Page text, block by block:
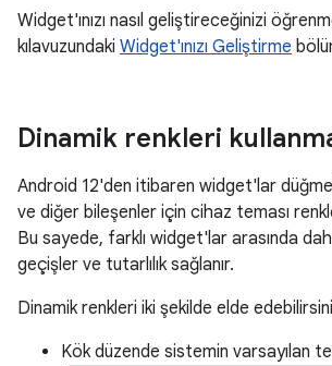
Widget'ınızı nasıl geliştireceğinizi
kılavuzundaki Widget'ınızı Geliştirme
Dinamik renkleri
Android 12'den itibaren widget'lar
ve diğer bileşenler için cihaz teması
Bu sayede, farklı widget'lar arasında
geçişler ve tutarlılık sağlanır.
Dinamik renkleri iki şekilde elde
Kök düzende sistemin varsayılan